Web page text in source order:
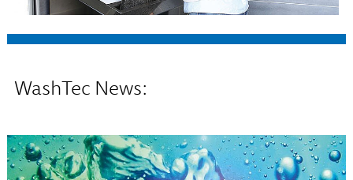
WashTec News: